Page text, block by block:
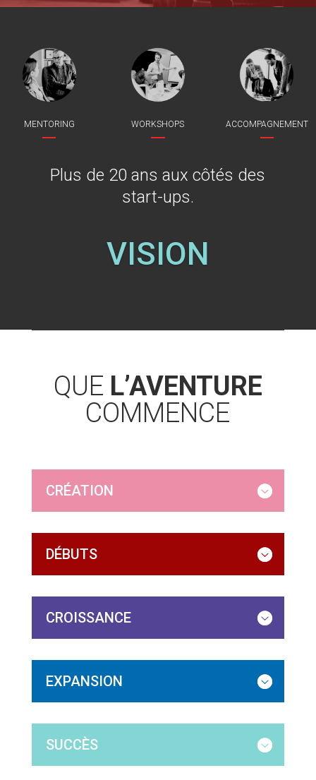
MENTORING WORKSHOPS ACCOMPAGNEMENT
Plus de 20 ans aux côtés des
start-ups.
VISION
QUE L’AVENTURE
COMMENCE
CRÉATION
DÉBUTS
CROISSANCE
EXPANSION
SUCCÈS